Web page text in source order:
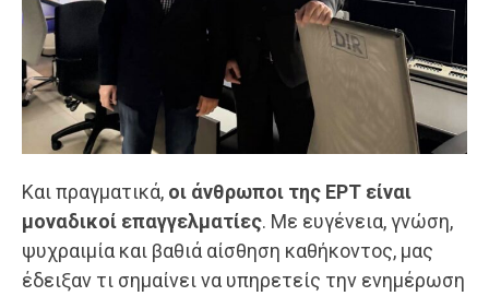
Και πραγματικά, οι άνθρωποι της ΕΡΤ είναι
μοναδικοί επαγγελματίες. Με ευγένεια, γνώση,
ψυχραιμία και βαθιά αίσθηση καθήκοντος, μας
έδειξαν τι σημαίνει να υπηρετείς την ενημέρωση